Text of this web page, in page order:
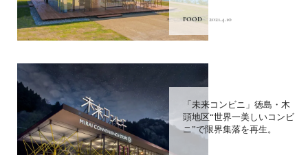
FOOD 2021.4.10
「未来コンビニ」徳島・木
頭地区“世界一美しいコンビ
ニ”で限界集落を再生。